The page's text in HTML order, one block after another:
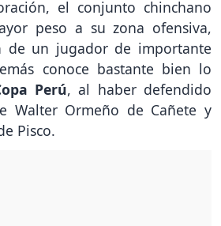
el conjunto chinchano
peso a su zona ofensiva,
de un jugador de importante
conoce bastante bien lo
Perú, al haber defendido
Walter Ormeño de Cañete y
Pisco.